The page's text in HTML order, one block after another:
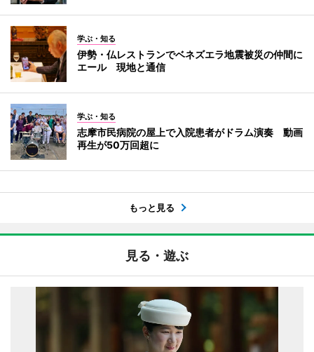
学ぶ・知る
伊勢・仏レストランでベネズエラ地震被災の仲間に
エール 現地と通信
学ぶ・知る
志摩市民病院の屋上で入院患者がドラム演奏 動画
再生が50万回超に
もっと見る
見る・遊ぶ